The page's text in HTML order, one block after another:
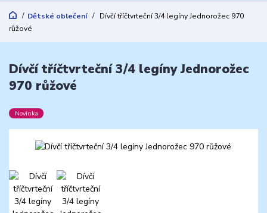
Dětské oblečení
Dívčí tříčtvrteční 3/4 legíny Jednorožec 970
růžové
Dívčí tříčtvrteční 3/4 legíny Jednorožec
970 růžové
Novinka